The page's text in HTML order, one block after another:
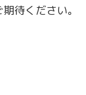
待ください。